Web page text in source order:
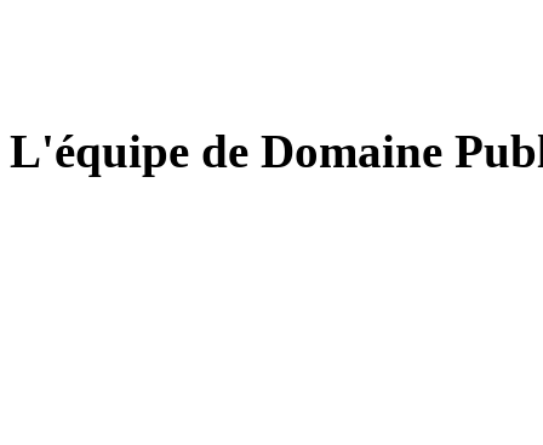
L'équipe de Domaine